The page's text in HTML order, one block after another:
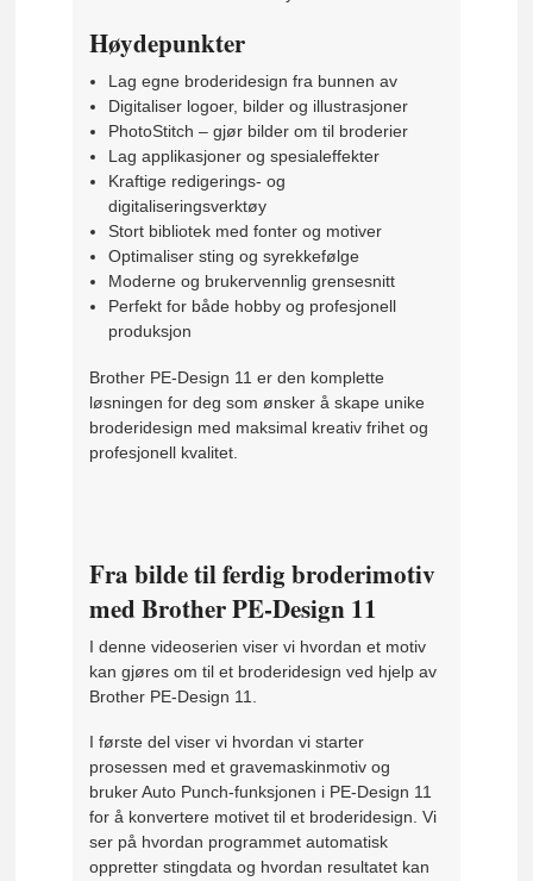
Høydepunkter
Lag egne broderidesign fra bunnen av
Digitaliser logoer, bilder og illustrasjoner
PhotoStitch – gjør bilder om til broderier
Lag applikasjoner og spesialeffekter
Kraftige redigerings- og
digitaliseringsverktøy
Stort bibliotek med fonter og motiver
Optimaliser sting og syrekkefølge
Moderne og brukervennlig grensesnitt
Perfekt for både hobby og profesjonell
produksjon
Brother PE-Design 11 er den komplette
løsningen for deg som ønsker å skape unike
broderidesign med maksimal kreativ frihet og
profesjonell kvalitet.
Fra bilde til ferdig broderimotiv
med Brother PE-Design 11
I denne videoserien viser vi hvordan et motiv
kan gjøres om til et broderidesign ved hjelp av
Brother PE-Design 11.
I første del viser vi hvordan vi starter
prosessen med et gravemaskinmotiv og
bruker Auto Punch-funksjonen i PE-Design 11
for å konvertere motivet til et broderidesign. Vi
ser på hvordan programmet automatisk
oppretter stingdata og hvordan resultatet kan